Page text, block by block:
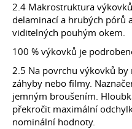
2.4 Makrostruktura
delaminací a hrubých pórů
viditelných pouhým okem.
100 % výkovků je
2.5 Na povrchu výkovků by
záhyby nebo filmy.
jemným broušením.
překročit maximální
nominální hodnoty.